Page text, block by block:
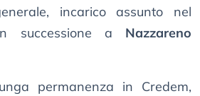
incarico assunto nel
successione a Nazzareno
permanenza in Credem,